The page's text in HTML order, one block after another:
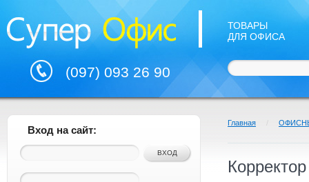
(097) 093 26 90
ТОВАРЫ
ДЛЯ ОФИСА
Вход на сайт:
Главная /